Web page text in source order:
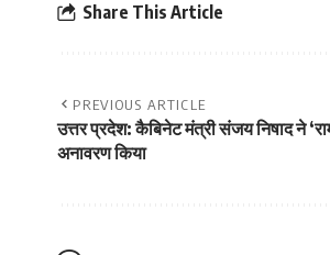
Share This Article
PREVIOUS ARTICLE
उत्तर प्रदेश: कैबिनेट मंत्री संजय निषाद ने
अनावरण किया